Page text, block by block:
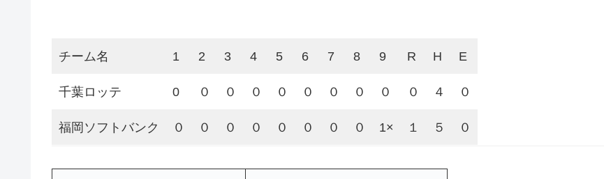
チーム名 1 2 3 4 5 6 7 8 9 R H E
千葉ロッテ 0 ０ ０ ０ ０ ０ ０ ０ ０ ０ ４ ０
福岡ソフトバンク ０ ０ ０ ０ ０ ０ ０ ０ 1× １ ５ ０